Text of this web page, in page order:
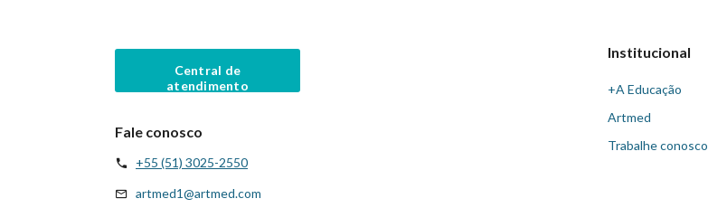
Central de
atendimento
Fale conosco
+55 (51) 3025-2550
artmed1@artmed.com
Institucional
+A Educação
Artmed
Trabalhe conosco